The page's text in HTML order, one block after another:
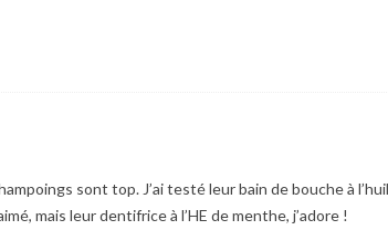
sont top. J’ai testé leur bain de bouche à
mais leur dentifrice à l’HE de menthe, j’adore !